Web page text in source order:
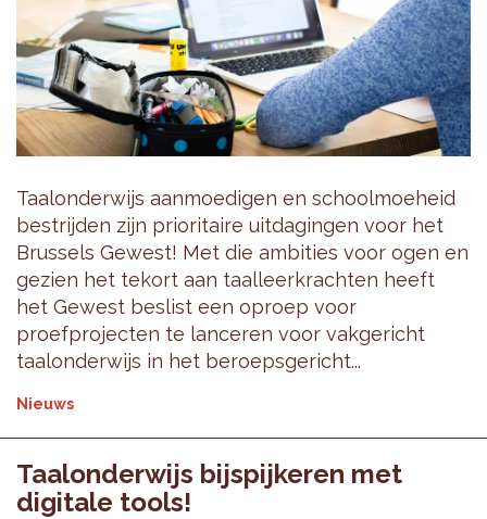
Taalonderwijs aanmoedigen en schoolmoeheid
bestrijden zijn prioritaire uitdagingen voor het
Brussels Gewest! Met die ambities voor ogen en
gezien het tekort aan taalleerkrachten heeft
het Gewest beslist een oproep voor
proefprojecten te lanceren voor vakgericht
taalonderwijs in het beroepsgericht...
Nieuws
Taalonderwijs bijspijkeren met
digitale tools!